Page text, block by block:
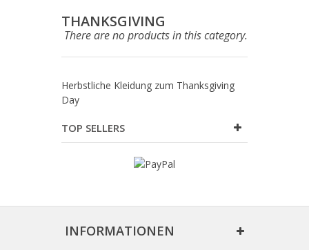
THANKSGIVING
There are no products in this category.
Herbstliche Kleidung zum Thanksgiving
Day
TOP SELLERS
INFORMATIONEN